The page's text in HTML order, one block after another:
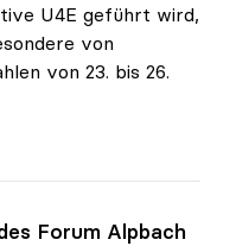
U4E geführt wird,
von
von 23. bis 26.
vote for
Forum Alpbach